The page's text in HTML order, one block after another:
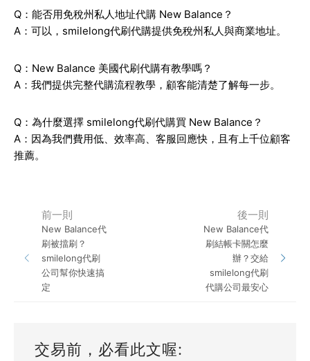
Q：能否用免稅州私人地址代購 New Balance？
A：可以，smilelong代刷代購提供免稅州私人與商業地址。
Q：New Balance 美國代刷代購有教學嗎？
A：我們提供完整代購流程教學，顧客能清楚了解每一步。
Q：為什麼選擇 smilelong代刷代購買 New Balance？
A：因為我們費用低、效率高、客服回應快，且有上千位顧客
推薦。
前一則
New Balance代
刷被擋刷？
smilelong代刷
公司幫你快速搞
定
後一則
New Balance代
刷結帳卡關怎麼
辦？交給
smilelong代刷
代購公司最安心
交易前，必看此文喔: